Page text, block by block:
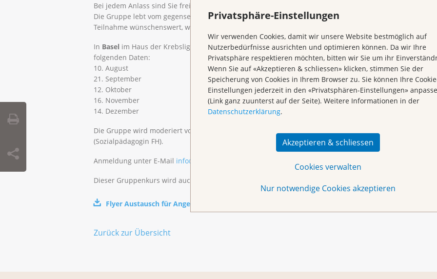
Privatsphäre-Einstellungen
Wir verwenden Cookies, damit wir unsere Website bestmöglich auf
Nutzerbedürfnisse ausrichten und optimieren können. Da wir Ihre
Privatsphäre respektieren möchten, bitten wir Sie um ihr
Wenn Sie auf «Akzeptieren & schliessen» klicken, stimmen Sie der
Speicherung von Cookies in Ihrem Browser zu. Sie können Ihre
Einstellungen jederzeit in den «Privatsphären-Einstellungen»
(Link ganz zuunterst auf der Seite). Weitere Informationen in der
Datenschutzerklärung.
Akzeptieren & schliessen
Cookies verwalten
Nur notwendige Cookies akzeptieren
Bei jedem Anlass sind Sie frei und auch herzlich eingeladen, eigene Themen einzubringen.
Die Gruppe lebt vom gegenseitigen Austausch. Aus diesem Grund ist eine regelmässige
Teilnahme wünschenswert, wenn auch nicht Voraussetzung.
In Basel im Haus der Krebsliga beider Basel, jeweils amDonnerstag von 16 bis 17.30 Uhr an
folgenden Daten:
10. August
21. September
12. Oktober
16. November
14. Dezember
Die Gruppe wird moderiert von der Mitarbeiterin Begegnungszentrum Miriam Döbeli
(Sozialpädagogin FH).
Anmeldung unter E-Mail info@klbb.ch
Dieser Gruppenkurs wird auch in Liestal angeboten. Die Daten finden Sie in der
Flyer Austausch für Angehörige in Basel
Zurück zur Übersicht